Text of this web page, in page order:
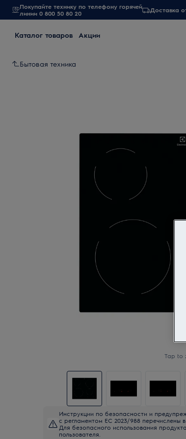
Покупайте технику по телефону горячей
линии 0 800 50 80 20
Доставка
Каталог товаров Акции
Бытовая техника
Tap to
Инструкции по безопасности и
с регламентом ЕС 2023/988 перечислены в
Для безопасного использования
пользователя.